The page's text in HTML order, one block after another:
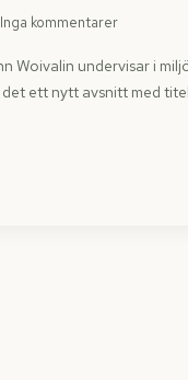
Inga kommentarer
Woivalin undervisar i
ett nytt avsnitt med